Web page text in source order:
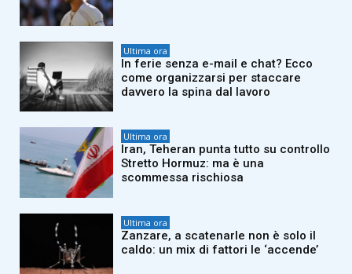
Ultima ora
In ferie senza e-mail e chat? Ecco
come organizzarsi per staccare
davvero la spina dal lavoro
Ultima ora
Iran, Teheran punta tutto su controllo
Stretto Hormuz: ma è una
scommessa rischiosa
Ultima ora
Zanzare, a scatenarle non è solo il
caldo: un mix di fattori le ‘accende’